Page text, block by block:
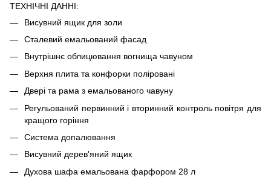
ТЕХНІЧНІ ДАННІ:
Висувний ящик для золи
Сталевий емальований фасад
Внутрішнє облицювання вогнища чавуном
Верхня плита та конфорки поліровані
Двері та рама з емальованого чавуну
Регульований первинний і вторинний контроль повітря для
кращого горіння
Система допалювання
Висувний дерев'яний ящик
Духова шафа емальована фарфором 28 л